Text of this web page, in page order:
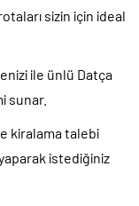
sizin için ideal
ile ünlü Datça
sunar.
kiralama talebi
istediğiniz